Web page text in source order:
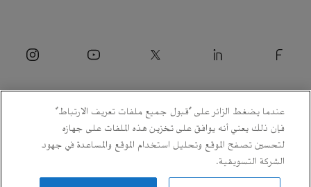
عندما يضغط الزائر على "قبول جميع ملفات تعريف الارتباط"
فإن ذلك يعني أنه يوافق على تخزين هذه الملفات على جهازه
لتحسين تصفح الموقع وتحليل استخدام الموقع والمساعدة في جهود
الشركة التسويقية.